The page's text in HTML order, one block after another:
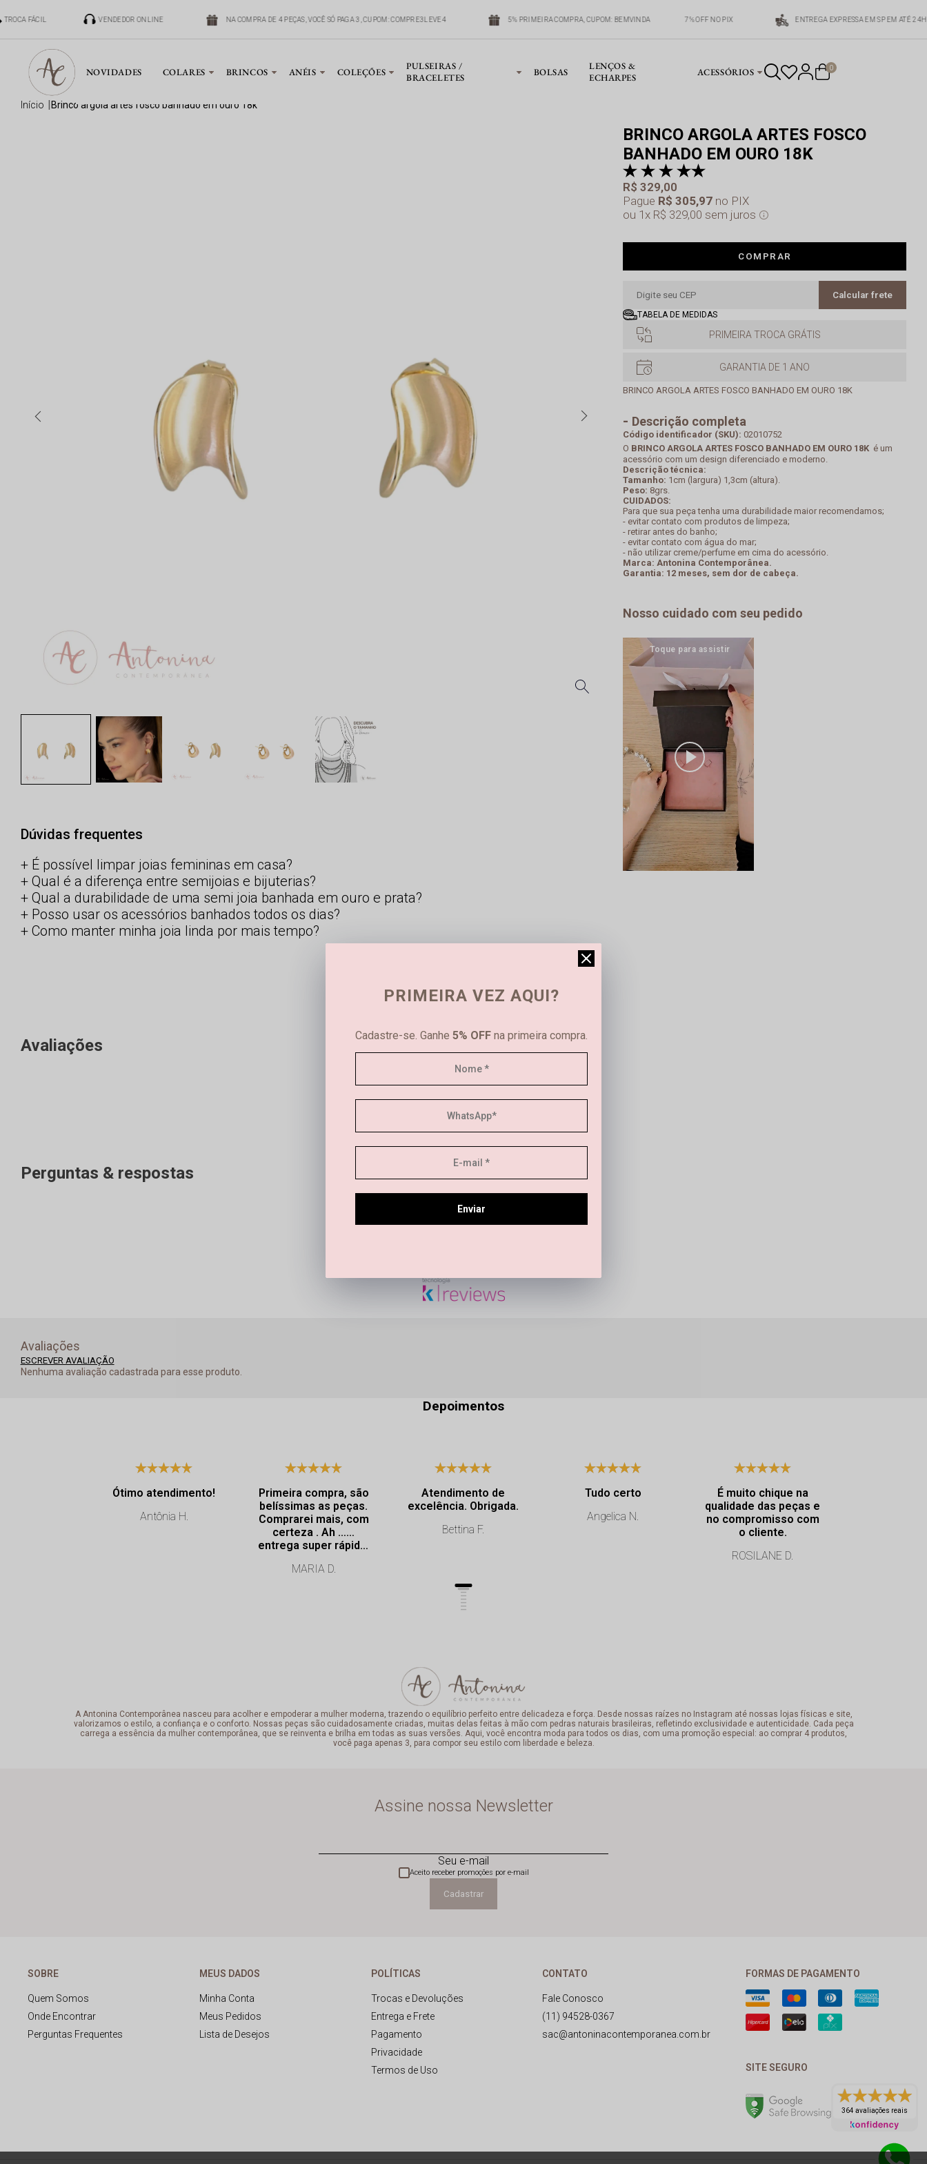
TROCA FÁCIL VENDEDOR ONLINE NA COMPRA DE 4 PEÇAS, VOCÊ SÓ PAGA 3, CUPOM: COMPRE3LEVE4 5% PRIMEIRA COMPRA, CUPOM: BEMVINDA 7% OFF NO PIX ENTREGA EXPRESSA EM SP EM ATÉ 24H
NOVIDADES COLARES BRINCOS ANÉIS COLEÇÕES
PULSEIRAS /
BRACELETES
BOLSAS
LENÇOS &
ECHARPES
ACESSÓRIOS 0
início brinco argola artes fosco banhado em ouro 18k
Dúvidas frequentes
É possível limpar joias femininas em casa?
Qual é a diferença entre semijoias e bijuterias?
Qual a durabilidade de uma semi joia banhada em ouro e prata?
Posso usar os acessórios banhados todos os dias?
Como manter minha joia linda por mais tempo?
BRINCO ARGOLA ARTES FOSCO
BANHADO EM OURO 18K
Pague R$ 305,97 no PIX
R$ 329,00
1x R$ 329,00 sem juros
COMPRAR
Calcular frete
TABELA DE MEDIDAS
PRIMEIRA TROCA GRÁTIS
GARANTIA DE 1 ANO
BRINCO ARGOLA ARTES FOSCO BANHADO EM OURO 18K
Descrição completa
Código identificador (SKU): 02010752
O BRINCO ARGOLA ARTES FOSCO BANHADO EM OURO 18K é um
acessório com um design diferenciado e moderno.
Descrição técnica:
Tamanho: 1cm (largura) 1,3cm (altura).
Peso: 8grs.
CUIDADOS:
Para que sua peça tenha uma durabilidade maior recomendamos;
- evitar contato com produtos de limpeza;
- retirar antes do banho;
- evitar contato com água do mar;
- não utilizar creme/perfume em cima do acessório.
Marca: Antonina Contemporânea.
Garantia: 12 meses, sem dor de cabeça.
Nosso cuidado com seu pedido
Avaliações
Este produto ainda não tem avaliações
SEJA O PRIMEIRO A AVALIAR
Perguntas & respostas
Avaliações
ESCREVER AVALIAÇÃO
Nenhuma avaliação cadastrada para esse produto.
Depoimentos
Ótimo atendimento!
Antônia H.
Primeira compra, são
belíssimas as peças.
Comprarei mais, com
certeza . Ah ……
entrega super rápida.
excelência.
MARIA D.
Atendimento de
excelência. Obrigada.
Bettina F.
Tudo certo
Angelica N.
É muito chique na
qualidade das peças e
no compromisso com
o cliente.
ROSILANE D.
A Antonina Contemporânea nasceu para acolher e empoderar a mulher moderna, trazendo o equilíbrio perfeito entre delicadeza e força. Desde nossas raízes no Instagram até nossas lojas físicas e site,
valorizamos o estilo, a confiança e o conforto. Nossas peças são cuidadosamente criadas, muitas delas feitas à mão com pedras naturais brasileiras, refletindo exclusividade e autenticidade. Cada peça
carrega a essência da mulher contemporânea, que se reinventa e brilha em todas as suas versões. Aqui, você encontra moda para todos os dias, com uma promoção especial: ao comprar 4 produtos,
você paga apenas 3, para compor seu estilo com liberdade e beleza.
Assine nossa Newsletter
Seu e-mail
Cadastrar
Aceito receber promoções por e-mail
SOBRE
Quem Somos
Onde Encontrar
Perguntas Frequentes
MEUS DADOS
Minha Conta
Meus Pedidos
Lista de Desejos
POLÍTICAS
Trocas e Devoluções
Entrega e Frete
Pagamento
Privacidade
Termos de Uso
CONTATO
Fale Conosco
(11) 94528-0367
sac@antoninacontemporanea.com.br
FORMAS DE PAGAMENTO
SITE SEGURO
364 avaliações reais
PRIMEIRA VEZ AQUI?
Cadastre-se. Ganhe 5% OFF na primeira compra.
Enviar